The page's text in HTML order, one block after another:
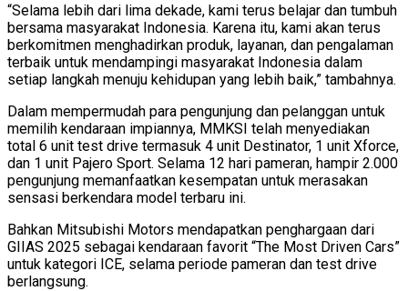
“Selama lebih dari lima dekade, kami terus belajar dan tumbuh
bersama masyarakat Indonesia. Karena itu, kami akan terus
berkomitmen menghadirkan produk, layanan, dan pengalaman
terbaik untuk mendampingi masyarakat Indonesia dalam
setiap langkah menuju kehidupan yang lebih baik,” tambahnya.
Dalam mempermudah para pengunjung dan pelanggan untuk
memilih kendaraan impiannya, MMKSI telah menyediakan
total 6 unit test drive termasuk 4 unit Destinator, 1 unit Xforce,
dan 1 unit Pajero Sport. Selama 12 hari pameran, hampir 2.000
pengunjung memanfaatkan kesempatan untuk merasakan
sensasi berkendara model terbaru ini.
Bahkan Mitsubishi Motors mendapatkan penghargaan dari
GIIAS 2025 sebagai kendaraan favorit “The Most Driven Cars”
untuk kategori ICE, selama periode pameran dan test drive
berlangsung.